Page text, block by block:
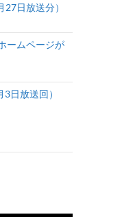
日放送分）
ームページが
日放送回）